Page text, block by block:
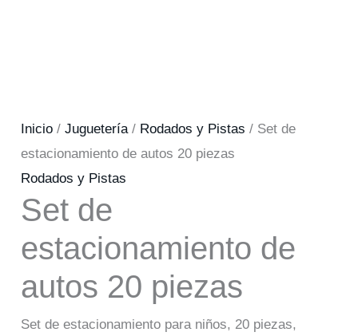
Inicio /Juguetería/ Rodados y Pistas / Set de
estacionamiento de autos 20 piezas
Rodados y Pistas
Set de
estacionamiento de
autos 20 piezas
Set de estacionamiento para niños, 20 piezas,